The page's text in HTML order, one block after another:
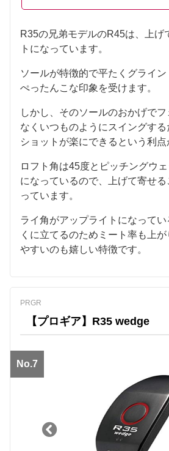
R35の兄弟モデルのR45は、上げ
トになっています。
ソールが特徴的で平たくグライ
ぺったんこな印象を受けます。
しかし、そのソールのおかげで
なくいつものようにスイングす
ショットが楽にできるという利点
ロフト角は45度とピッチングウ
になっているので、上げて寄せ
っています。
ライ角がアップライトになって
くに立てるのためミート率も上
やすいのも嬉しい特徴です。
PRGR
【プロギア】R35 wedge
No.7